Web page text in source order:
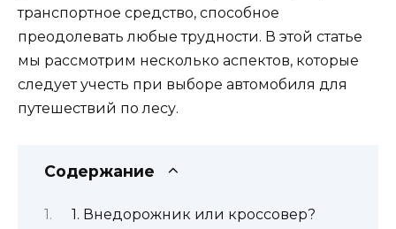
транспортное средство, способное
преодолевать любые трудности. В этой статье
мы рассмотрим несколько аспектов, которые
следует учесть при выборе автомобиля для
путешествий по лесу.
Содержание
1. Внедорожник или кроссовер?